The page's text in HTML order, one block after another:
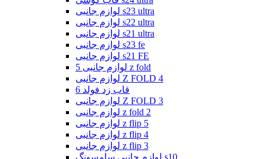
لوازم جانبی s23 ultra
لوازم جانبی s22 ultra
لوازم جانبی s21 ultra
لوازم جانبی s23 fe
لوازم جانبی s21 FE
لوازم جانبی 5 z fold
لوازم جانبی Z FOLD 4
قاب زد فولد 6
لوازم جانبی Z FOLD 3
لوازم جانبی z fold 2
لوازم جانبی z flip 5
لوازم جانبی z flip 4
لوازم جانبی z flip 3
لوازم جانبی سامسونگ s10